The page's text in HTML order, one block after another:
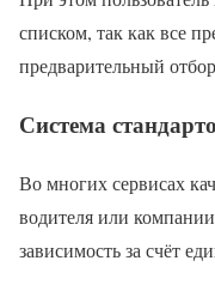
списком, так как все
предварительный
Система
Во многих сервисах
водителя или
зависимость за счёт